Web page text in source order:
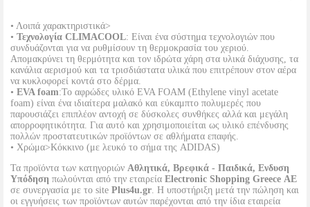
• Λοιπά χαρακτηριστικά>
• Τεχνολογία CLIMACOOL: Είναι ένα σύστημα τεχνολογιών που
συνδυάζονται για να ρυθμίσουν τη θερμοκρασία του χεριού.
Απομακρύνει τη θερμότητα και τον ιδρώτα χάρη στα υλικά διάχυσης, τα
κανάλια αερισμού και τα τρισδιάστατα υλικά που επιτρέπουν στον αέρα
να κυκλοφορεί κοντά στο δέρμα.
• EVA foam:Το αφρώδες υλικό EVA FOAM (Ethylene vinyl acetate
foam) είναι ένα ιδιαίτερα μαλακό και εύκαμπτο πολυμερές που
παρουσιάζει επιπλέον αντοχή σε δύσκολες συνθήκες αλλά και μεγάλη
απορροφητικότητα. Για αυτό και χρησιμοποιείται ως υλικό επένδυσης
πολλών προστατευτικών προϊόντων σε αθλήματα επαφής.
• Χρώμα>Κόκκινο (με λευκό το σήμα της ADIDAS)
Τα προϊόντα των κατηγοριών Αθλητικά, Βρεφικά - Παιδικά, Ενδυση
Υπόδηση πωλούνται από την εταιρεία Electronic Shopping Greece ΑΕ
σε συνεργασία με το site Plus4u.gr. Η υποστήριξη μετά την πώληση και
οι εγγυήσεις των προϊόντων αυτών παρέχονται από την ίδια εταιρεία